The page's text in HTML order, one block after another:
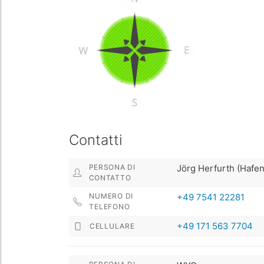
Contatti
PERSONA DI
CONTATTO
Jörg Herfurth
NUMERO DI
TELEFONO
+49 7541 22281
CELLULARE +49 171 563 7704